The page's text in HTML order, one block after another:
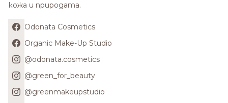
кожа и природата.
Odonata Cosmetics
Organic Make-Up Studio
@odonata.cosmetics
@green_for_beauty
@greenmakeupstudio